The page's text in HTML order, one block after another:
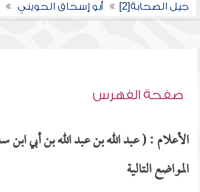
جيل الصحابة[2]
أبو إسحاق الحويني
صفحة الفهرس
الأعلام : ( عبد الله بن عبد الله بن أبي
المواضع التالية